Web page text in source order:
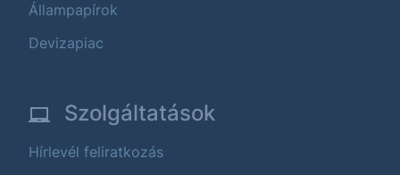
Állampapírok
Devizapiac
Szolgáltatások
Hírlevél feliratkozás